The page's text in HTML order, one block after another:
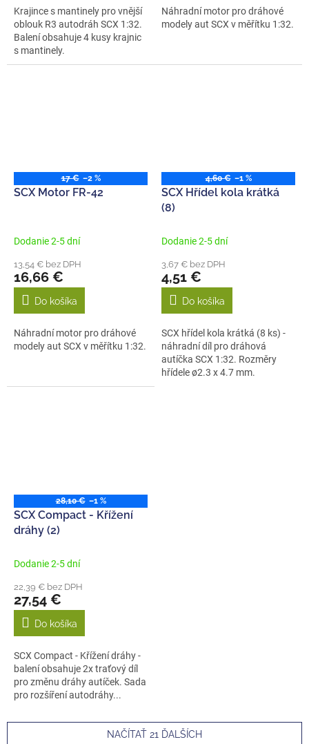
Krajince s mantinely pro vnější
oblouk R3 autodráh SCX 1:32.
Balení obsahuje 4 kusy krajnic
s mantinely.
Náhradní motor pro dráhové
modely aut SCX v měřítku 1:32.
17 € –2 %
SCX Motor FR-42
Dodanie 2-5 dní
13,54 € bez DPH
16,66 €
Do košíka
Náhradní motor pro dráhové
modely aut SCX v měřítku 1:32.
4,60 € –1 %
SCX Hřídel kola krátká
(8)
Dodanie 2-5 dní
3,67 € bez DPH
4,51 €
Do košíka
SCX hřídel kola krátká (8 ks) -
náhradní díl pro dráhová
autíčka SCX 1:32. Rozměry
hřídele ø2.3 x 4.7 mm.
28,10 € –1 %
SCX Compact - Křížení
dráhy (2)
Dodanie 2-5 dní
22,39 € bez DPH
27,54 €
Do košíka
SCX Compact - Křížení dráhy -
balení obsahuje 2x traťový díl
pro změnu dráhy autíček. Sada
pro rozšíření autodráhy...
NAČÍTAŤ 21 ĎALŠÍCH